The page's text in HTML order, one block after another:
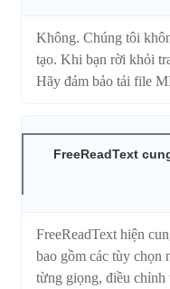
Không. Chúng tôi
tạo. Khi bạn rời khỏi
Hãy đảm bảo tải file
FreeReadText
FreeReadText hiện
bao gồm các tùy chọn
từng giọng, điều chỉnh